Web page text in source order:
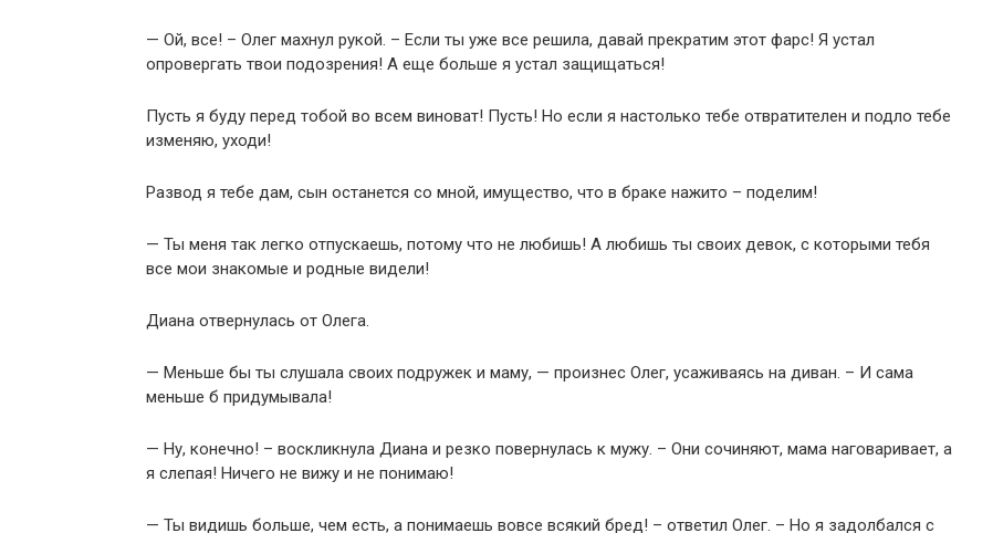
— Ой, все! – Олег махнул рукой. – Если ты уже все решила, давай прекратим этот фарс! Я устал
опровергать твои подозрения! А еще больше я устал защищаться!
Пусть я буду перед тобой во всем виноват! Пусть! Но если я настолько тебе отвратителен и подло тебе
изменяю, уходи!
Развод я тебе дам, сын останется со мной, имущество, что в браке нажито – поделим!
— Ты меня так легко отпускаешь, потому что не любишь! А любишь ты своих девок, с которыми тебя
все мои знакомые и родные видели!
Диана отвернулась от Олега.
— Меньше бы ты слушала своих подружек и маму, — произнес Олег, усаживаясь на диван. – И сама
меньше б придумывала!
— Ну, конечно! – воскликнула Диана и резко повернулась к мужу. – Они сочиняют, мама наговаривает, а
я слепая! Ничего не вижу и не понимаю!
— Ты видишь больше, чем есть, а понимаешь вовсе всякий бред! – ответил Олег. – Но я задолбался с